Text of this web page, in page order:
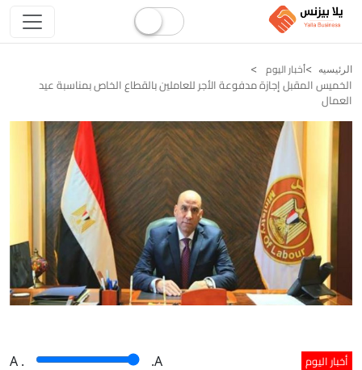
الرئيسيه أخبار اليوم
الخميس المقبل إجازة مدفوعة الأجر للعاملين بالقطاع الخاص بمناسبة عيد
العمال
أخبار اليوم A . .A